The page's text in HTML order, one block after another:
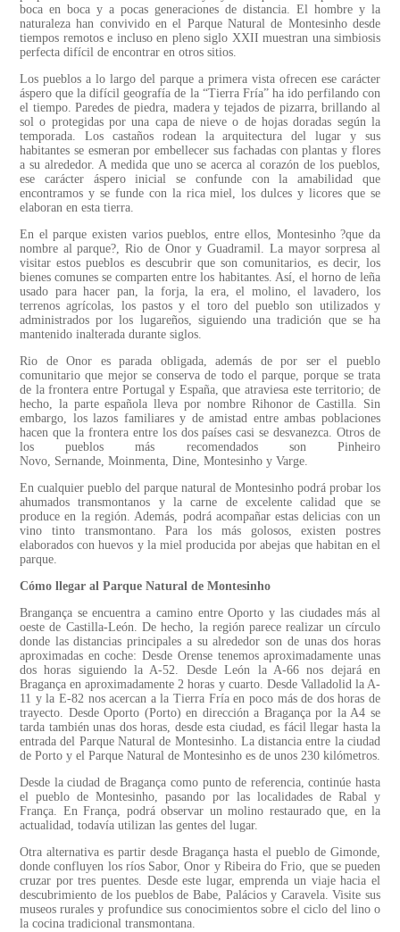
boca en boca y a pocas generaciones de distancia. El hombre y la
naturaleza han convivido en el Parque Natural de Montesinho desde
tiempos remotos e incluso en pleno siglo XXII muestran una simbiosis
perfecta difícil de encontrar en otros sitios.
Los pueblos a lo largo del parque a primera vista ofrecen ese carácter
áspero que la difícil geografía de la “Tierra Fría” ha ido perfilando con
el tiempo. Paredes de piedra, madera y tejados de pizarra, brillando al
sol o protegidas por una capa de nieve o de hojas doradas según la
temporada. Los castaños rodean la arquitectura del lugar y sus
habitantes se esmeran por embellecer sus fachadas con plantas y flores
a su alrededor. A medida que uno se acerca al corazón de los pueblos,
ese carácter áspero inicial se confunde con la amabilidad que
encontramos y se funde con la rica miel, los dulces y licores que se
elaboran en esta tierra.
En el parque existen varios pueblos, entre ellos, Montesinho ?que da
nombre al parque?, Rio de Onor y Guadramil. La mayor sorpresa al
visitar estos pueblos es descubrir que son comunitarios, es decir, los
bienes comunes se comparten entre los habitantes. Así, el horno de leña
usado para hacer pan, la forja, la era, el molino, el lavadero, los
terrenos agrícolas, los pastos y el toro del pueblo son utilizados y
administrados por los lugareños, siguiendo una tradición que se ha
mantenido inalterada durante siglos.
Rio de Onor es parada obligada, además de por ser el pueblo
comunitario que mejor se conserva de todo el parque, porque se trata
de la frontera entre Portugal y España, que atraviesa este territorio; de
hecho, la parte española lleva por nombre Rihonor de Castilla. Sin
embargo, los lazos familiares y de amistad entre ambas poblaciones
hacen que la frontera entre los dos países casi se desvanezca. Otros de
los pueblos más recomendados son Pinheiro
Novo, Sernande, Moinmenta, Dine, Montesinho y Varge.
En cualquier pueblo del parque natural de Montesinho podrá probar los
ahumados transmontanos y la carne de excelente calidad que se
produce en la región. Además, podrá acompañar estas delicias con un
vino tinto transmontano. Para los más golosos, existen postres
elaborados con huevos y la miel producida por abejas que habitan en el
parque.
Cómo llegar al Parque Natural de Montesinho
Brangança se encuentra a camino entre Oporto y las ciudades más al
oeste de Castilla-León. De hecho, la región parece realizar un círculo
donde las distancias principales a su alrededor son de unas dos horas
aproximadas en coche: Desde Orense tenemos aproximadamente unas
dos horas siguiendo la A-52. Desde León la A-66 nos dejará en
Bragança en aproximadamente 2 horas y cuarto. Desde Valladolid la A-
11 y la E-82 nos acercan a la Tierra Fría en poco más de dos horas de
trayecto. Desde Oporto (Porto) en dirección a Bragança por la A4 se
tarda también unas dos horas, desde esta ciudad, es fácil llegar hasta la
entrada del Parque Natural de Montesinho. La distancia entre la ciudad
de Porto y el Parque Natural de Montesinho es de unos 230 kilómetros.
Desde la ciudad de Bragança como punto de referencia, continúe hasta
el pueblo de Montesinho, pasando por las localidades de Rabal y
França. En França, podrá observar un molino restaurado que, en la
actualidad, todavía utilizan las gentes del lugar.
Otra alternativa es partir desde Bragança hasta el pueblo de Gimonde,
donde confluyen los ríos Sabor, Onor y Ribeira do Frio, que se pueden
cruzar por tres puentes. Desde este lugar, emprenda un viaje hacia el
descubrimiento de los pueblos de Babe, Palácios y Caravela. Visite sus
museos rurales y profundice sus conocimientos sobre el ciclo del lino o
la cocina tradicional transmontana.